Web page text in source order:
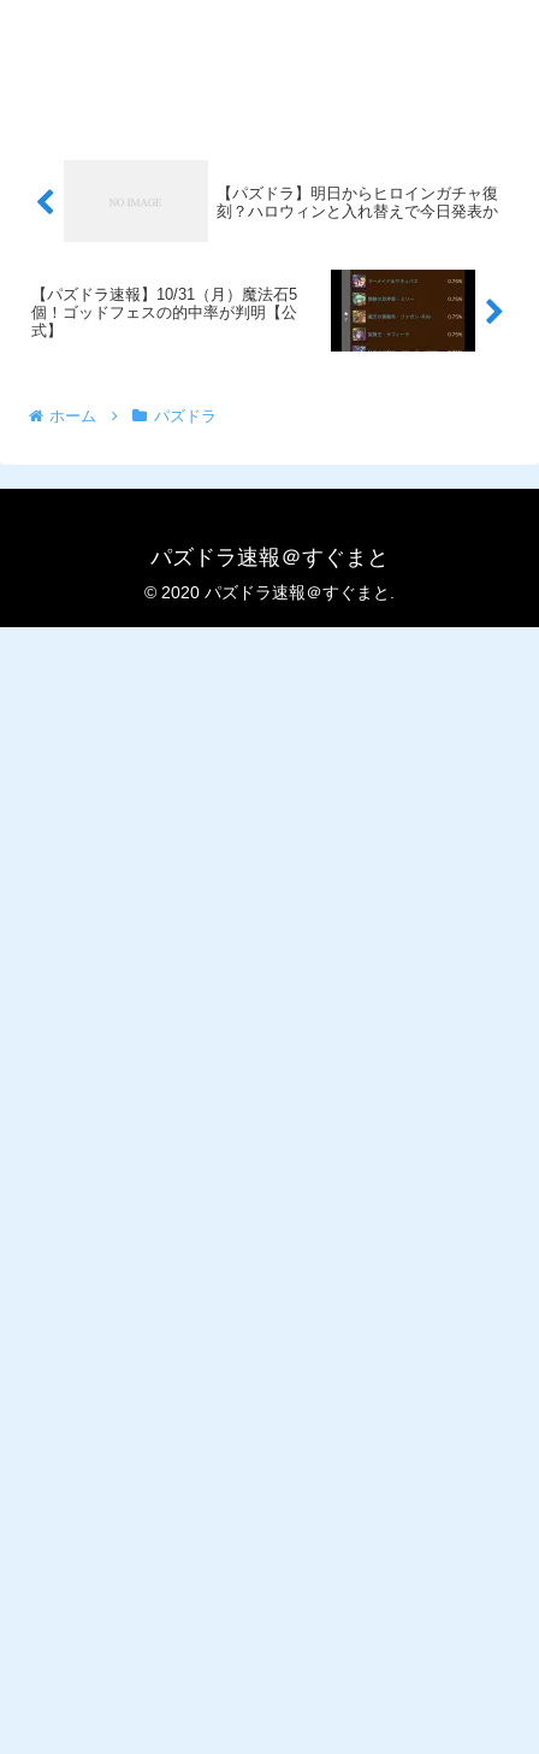
【パズドラ】明日からヒロインガチャ復
刻？ハロウィンと入れ替えで今日発表か
【パズドラ速報】10/31（月）魔法石5
個！ゴッドフェスの的中率が判明【公
式】
ホーム パズドラ
パズドラ速報＠すぐまと
© 2020 パズドラ速報＠すぐまと.